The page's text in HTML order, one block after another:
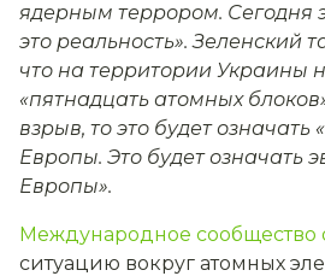
ядерным террором. Сегодня
это реальность». Зеленский
что на территории Украины
«пятнадцать атомных
взрыв, то это будет
Европы. Это будет означать
Европы».
Международное сообщество
ситуацию вокруг атомных